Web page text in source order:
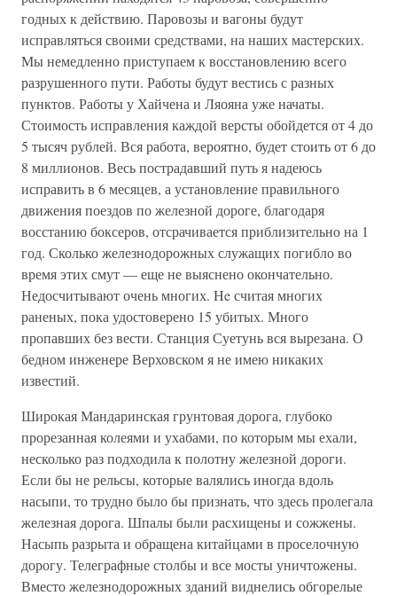
годных к действию. Паровозы и вагоны будут
исправляться своими средствами, на наших мастерских.
Мы немедленно приступаем к восстановлению всего
разрушенного пути. Работы будут вестись с разных
пунктов. Работы у Хайчена и Ляояна уже начаты.
Стоимость исправления каждой версты обойдется от 4 до
5 тысяч рублей. Вся работа, вероятно, будет стоить от 6 до
8 миллионов. Весь пострадавший путь я надеюсь
исправить в 6 месяцев, а установление правильного
движения поездов по железной дороге, благодаря
восстанию боксеров, отсрачивается приблизительно на 1
год. Сколько железнодорожных служащих погибло во
время этих смут — еще не выяснено окончательно.
Недосчитывают очень многих. He считая многих
раненых, пока удостоверено 15 убитых. Много
пропавших без вести. Станция Суетунь вся вырезана. О
бедном инженере Верховском я не имею никаких
известий.
Широкая Мандаринская грунтовая дорога, глубоко
прорезанная колеями и ухабами, по которым мы ехали,
несколько раз подходила к полотну железной дороги.
Если бы не рельсы, которые валялись иногда вдоль
насыпи, то трудно было бы признать, что здесь пролегала
железная дорога. Шпалы были расхищены и сожжены.
Насыпь разрыта и обращена китайцами в проселочную
дорогу. Телеграфные столбы и все мосты уничтожены.
Вместо железнодорожных зданий виднелись обгорелые